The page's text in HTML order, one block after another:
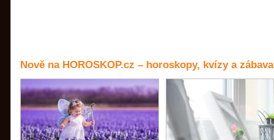
Nově na HOROSKOP.cz – horoskopy, kvízy a zábava